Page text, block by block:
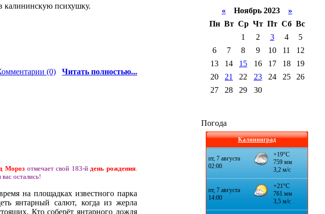
калининскую психушку.
(0) Читать полностью...
Морозотмечает свой 183-йдень рождения.
остались!
на площадках известного парка
янтарный салют, когда из жерла
Кто соберёт янтарного дождя
« Ноябрь 2023 »
Пн Вт Ср Чт Пт Сб Вс
1
2 3 4
5
6
7 8 9 10 11
12
13
14 15 16 17 18
19
20
21 22 23 24 25
26
27
28 29 30
Погода
Калининград